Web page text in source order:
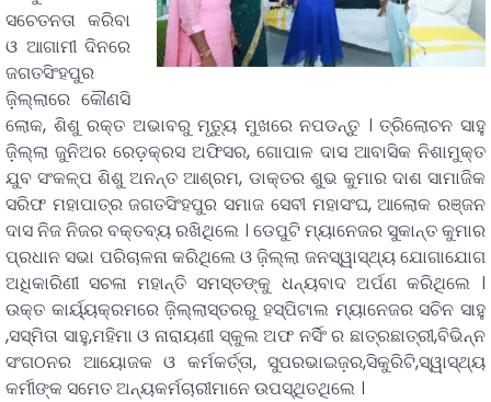
ସଚେତନତା କରିବା
ଓ ଆଗାମୀ ଦିନରେ
ଜଗତସିଂହପୁର
ଜ଼ିଲ୍ଲାରେ କୌଣସି
ଲୋକ, ଶିଶୁ ରକ୍ତ ଅଭାବରୁ ମୃତ୍ୟୁ ମୁଖରେ ନପଡନ୍ତୁ । ତ୍ରିଲୋଚନ ସାହୁ
ଜ଼ିଲ୍ଲା ଜୁନିଅର ରେଡ଼କ୍ରସ ଅଫିସର, ଗୋପାଳ ଦାସ ଆବାସିକ ନିଶାମୁକ୍ତ
ଯୁବ ସଂକଳ୍ପ ଶିଶୁ ଅନନ୍ତ ଆଶ୍ରମ, ଡାକ୍ତର ଶୁଭ କୁମାର ଦାଶ ସାମାଜିକ
ସରିଫ ମହାପାତ୍ର ଜଗତସିଂହପୁର ସମାଜ ସେବୀ ମହାସଂଘ, ଆଲୋକ ରଞ୍ଜନ
ଦାସ ନିଜ ନିଜର ବକ୍ତବ୍ୟ ରଖିଥିଲେ । ଡେପୁଟି ମ୍ୟାନେଜର ସୁକାନ୍ତ କୁମାର
ପ୍ରଧାନ ସଭା ପରିଚାଳନା କରିଥିଲେ ଓ ଜ଼ିଲ୍ଲା ଜନସ୍ୱାସ୍ଥ୍ୟ ଯୋଗାଯୋଗ
ଅଧିକାରିଣୀ ସଚଳା ମହାନ୍ତି ସମସ୍ତଙ୍କୁ ଧନ୍ୟବାଦ ଅର୍ପଣ କରିଥିଲେ ।
ଉକ୍ତ କାର୍ୟ୍ୟକ୍ରମରେ ଜ଼ିଲ୍ଲାସ୍ତରରୁ ହସ୍ପିଟାଲ ମ୍ୟାନେଜର ସଚିନ ସାହୁ
,ସସ୍ମିତା ସାହୁ,ମହିମା ଓ ନାରାୟଣୀ ସ୍କୁଲ ଅଫ ନର୍ସିଂ ର ଛାତ୍ରଛାତ୍ରୀ,ବିଭିନ୍ନ
ସଂଗଠନର ଆୟୋଜକ ଓ କର୍ମକର୍ତ୍ତା, ସୁପରଭାଇଜ଼ର,ସିକୁରିଟି,ସ୍ୱାସ୍ଥ୍ୟ
କର୍ମୀଙ୍କ ସମେତ ଅନ୍ୟକର୍ମଚାରୀମାନେ ଉପସ୍ଥିତଥିଲେ ।